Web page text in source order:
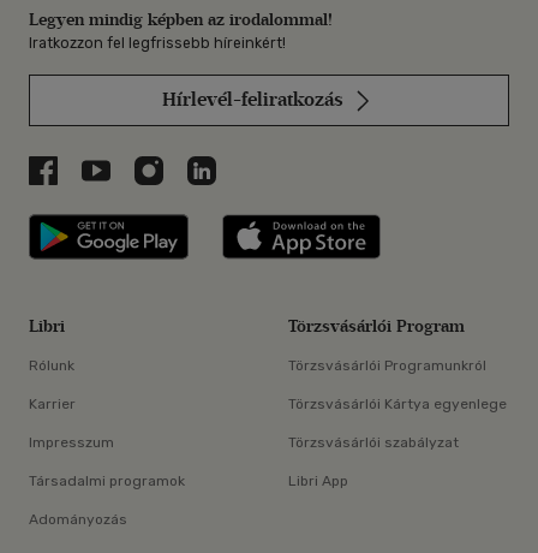
Legyen mindig képben az irodalommal!
Iratkozzon fel legfrissebb híreinkért!
Hírlevél-feliratkozás
Libri a Facebookon
Libri a Youtube-on
Libri az Instagramon
Libri a LinkedInen
Libri applikáció Szerezd meg: Google
Libri
Rólunk
Karrier
Impresszum
Társadalmi programok
Adományozás
Törzsvásárlói Program
Törzsvásárlói Programunkról
Törzsvásárlói Kártya egyenlege
Törzsvásárlói szabályzat
Libri App